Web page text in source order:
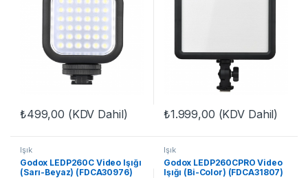
₺499,00 (KDV Dahil) ₺1.999,00 (KDV Dahil)
Işık
Godox LEDP260C Video Işığı
(Sarı-Beyaz) (FDCA30976)
Işık
Godox LEDP260CPRO Video
Işığı (Bi-Color) (FDCA31807)